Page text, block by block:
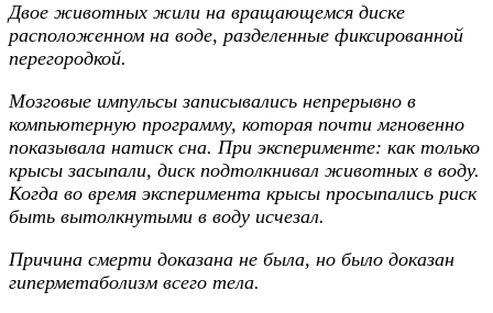
Двое животных жили на вращающемся диске
расположенном на воде, разделенные фиксированной
перегородкой.
Мозговые импульсы записывались непрерывно в
компьютерную программу, которая почти мгновенно
показывала натиск сна. При эксперименте: как только
крысы засыпали, диск подтолкнивал животных в воду.
Когда во время эксперимента крысы просыпались риск
быть вытолкнутыми в воду исчезал.
Причина смерти доказана не была, но было доказан
гиперметаболизм всего тела.